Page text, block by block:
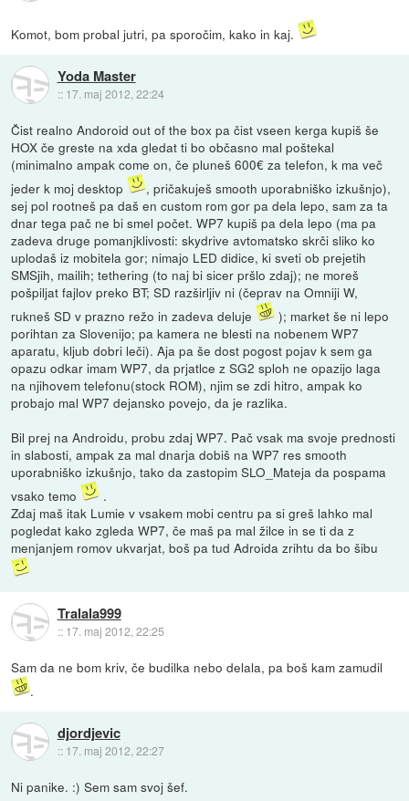
Komot, bom probal jutri, pa sporočim, kako in kaj.
Yoda Master
:: 17. maj 2012, 22:24
Čist realno Andoroid out of the box pa čist vseen kerga kupiš še
HOX če greste na xda gledat ti bo občasno mal poštekal
(minimalno ampak come on, če pluneš 600€ za telefon, k ma več
jeder k moj desktop
, pričakuješ smooth uporabniško izkušnjo),
sej pol rootneš pa daš en custom rom gor pa dela lepo, sam za ta
dnar tega pač ne bi smel počet. WP7 kupiš pa dela lepo (ma pa
zadeva druge pomanjklivosti: skydrive avtomatsko skrči sliko ko
uplodaš iz mobitela gor; nimajo LED didice, ki sveti ob prejetih
SMSjih, mailih; tethering (to naj bi sicer pršlo zdaj); ne moreš
pošpiljat fajlov preko BT; SD razširljiv ni (čeprav na Omniji W,
rukneš SD v prazno režo in zadeva deluje
); market še ni lepo
porihtan za Slovenijo; pa kamera ne blesti na nobenem WP7
aparatu, kljub dobri leči). Aja pa še dost pogost pojav k sem ga
opazu odkar imam WP7, da prjatlce z SG2 sploh ne opazijo laga
na njihovem telefonu(stock ROM), njim se zdi hitro, ampak ko
probajo mal WP7 dejansko povejo, da je razlika.
Bil prej na Androidu, probu zdaj WP7. Pač vsak ma svoje prednosti
in slabosti, ampak za mal dnarja dobiš na WP7 res smooth
uporabniško izkušnjo, tako da zastopim SLO_Mateja da pospama
vsako temo
.
Zdaj maš itak Lumie v vsakem mobi centru pa si greš lahko mal
pogledat kako zgleda WP7, če maš pa mal žilce in se ti da z
menjanjem romov ukvarjat, boš pa tud Adroida zrihtu da bo šibu
Tralala999
:: 17. maj 2012, 22:25
Sam da ne bom kriv, če budilka nebo delala, pa boš kam zamudil
.
djordjevic
:: 17. maj 2012, 22:27
Ni panike. :) Sem sam svoj šef.